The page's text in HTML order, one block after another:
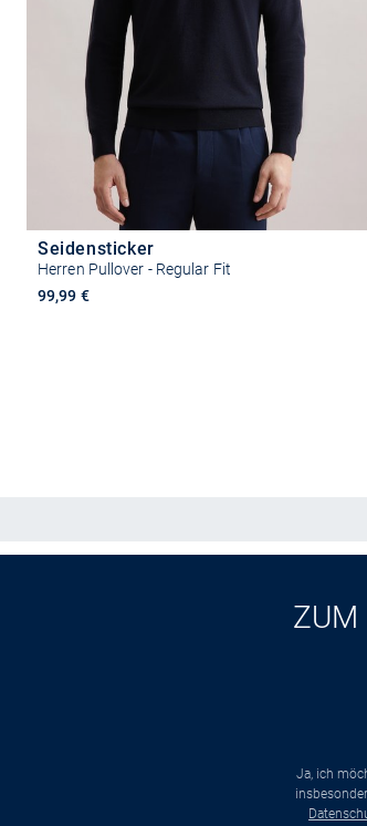
Seidensticker
Herren Pullover - Regular Fit
99,99 €
ZUM
Ja, ich